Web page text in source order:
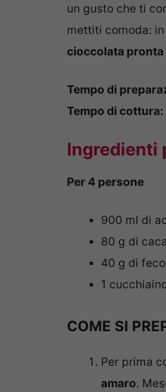
un gusto che ti
mettiti comoda:
cioccolata
Tempo di
Tempo di
Ingredienti
Per 4 persone
900 ml di
80 g di
40 g di
1
COME SI
Per prima
amaro.